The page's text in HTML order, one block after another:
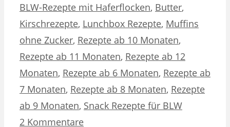
BLW-Rezepte mit Haferflocken, Butter,
Kirschrezepte, Lunchbox Rezepte, Muffins
ohne Zucker, Rezepte ab 10 Monaten,
Rezepte ab 11 Monaten, Rezepte ab 12
Monaten, Rezepte ab 6 Monaten, Rezepte ab
7 Monaten, Rezepte ab 8 Monaten, Rezepte
ab 9 Monaten, Snack Rezepte für BLW
2 Kommentare